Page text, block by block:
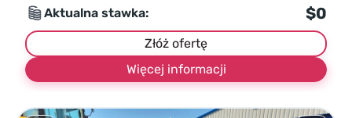
Aktualna stawka:
$0
Złóż ofertę
Więcej informacji